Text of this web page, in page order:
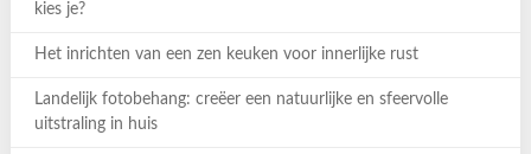
kies je?
Het inrichten van een zen keuken voor innerlijke rust
Landelijk fotobehang: creëer een natuurlijke en sfeervolle
uitstraling in huis